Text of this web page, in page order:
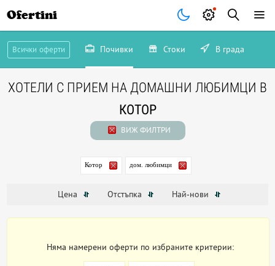
Ofertini
Всички оферти Почивки Стоки В града
ХОТЕЛИ С ПРИЕМ НА ДОМАШНИ ЛЮБИМЦИ В
КОТОР
ВИЖ ФИЛТРИ
Котор дом. любимци
Цена Отстъпка Най-нови
Няма намерени оферти по избраните критерии: